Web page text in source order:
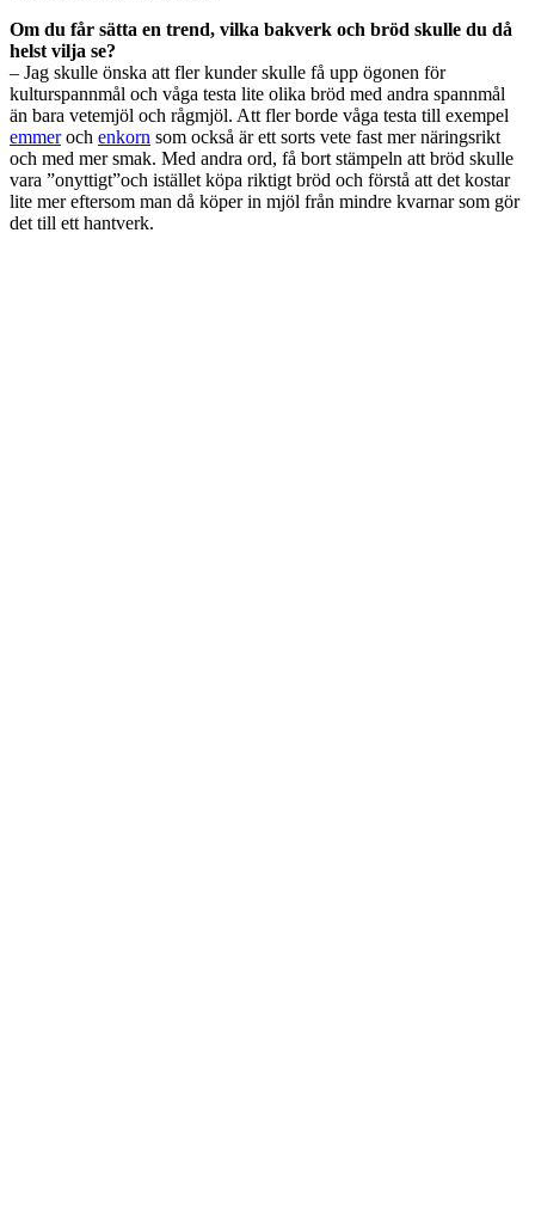
Om du får sätta en trend, vilka bakverk och bröd skulle du då
helst vilja se?
– Jag skulle önska att fler kunder skulle få upp ögonen för
kulturspannmål och våga testa lite olika bröd med andra spannmål
än bara vetemjöl och rågmjöl. Att fler borde våga testa till exempel
emmeroch enkorn som också är ett sorts vete fast mer näringsrikt
och med mer smak. Med andra ord, få bort stämpeln att bröd skulle
vara ”onyttigt”och istället köpa riktigt bröd och förstå att det kostar
lite mer eftersom man då köper in mjöl från mindre kvarnar som gör
det till ett hantverk.